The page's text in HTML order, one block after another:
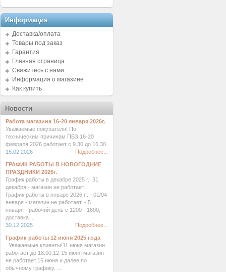
Информация
Доставка/оплата
Товары под заказ
Гарантия
Главная страница
Свяжитесь с нами
Информация о магазине
Как купить
Новости
Работа магазина 16-20 января 2026г.
Уважаемые покупатели! По
техническим причинам ПВЗ 16-20
февраля 2026 работает с 9.30 до 16.30.
15.02.2026
Подробнее...
ГРАФИК РАБОТЫ В НОВОГОДНИЕ
ПРАЗДНИКИ 2026г.
График работы в декабре 2025 г.: 31
декабря - магазин не работает.
График работы в январе 2026 г.: - 01/04
января - магазин не работает. - 5
января - рабочий день с 1200 - 1600,
доставка ...
30.12.2025
Подробнее...
График работы 12 июня 2025 года
Уважаемые клиенты!11 июня магазин
работает до 18:00.12-15 июня магазин
не работает.16 июня и далее по
обычному графику. ...